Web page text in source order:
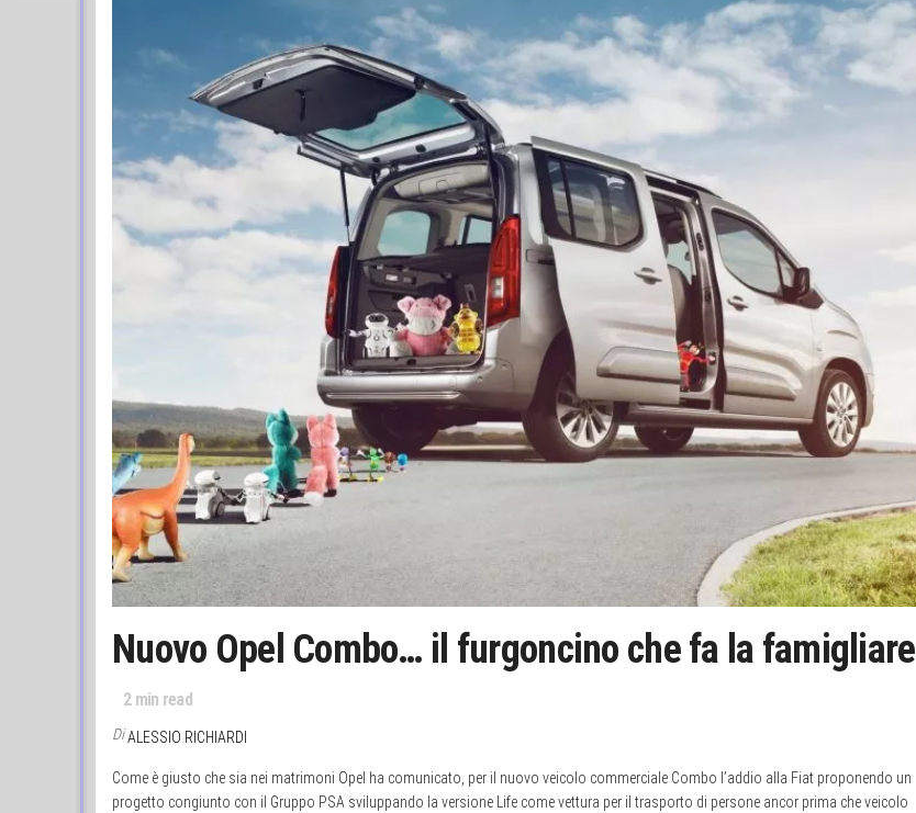
Nuovo Opel Combo… il furgoncino che fa la famigliare
2min read
DiALESSIO RICHIARDI
Come è giusto che sia nei matrimoni Opel ha comunicato, per il nuovo veicolo commerciale Combo l’addio alla Fiat proponendo un
progetto congiunto con il Gruppo PSA sviluppando la versione Life come vettura per il trasporto di persone ancor prima che veicolo